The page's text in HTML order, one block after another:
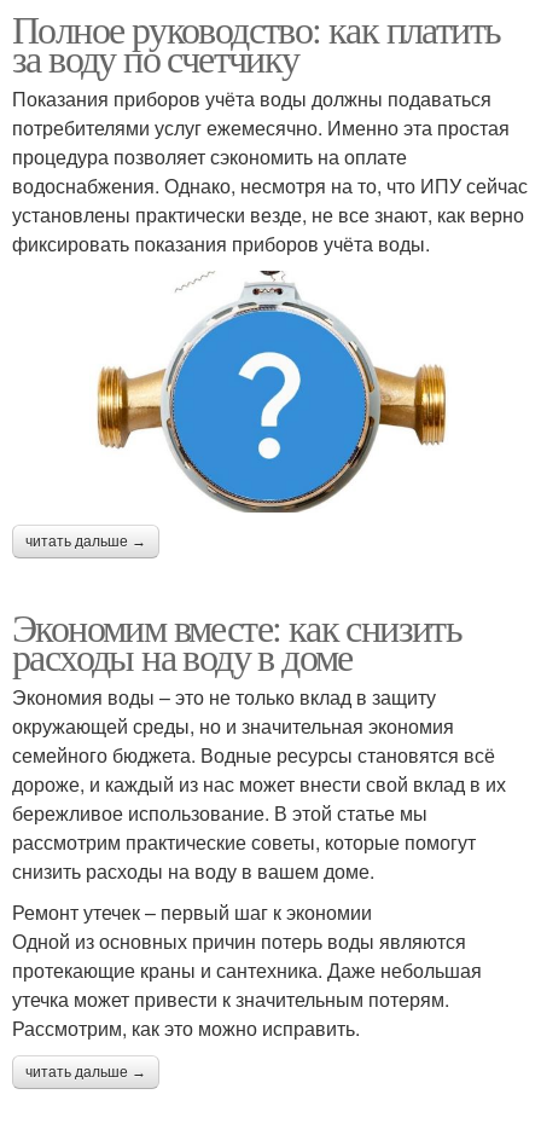
Полное руководство: как платить
за воду по счетчику
Показания приборов учёта воды должны подаваться
потребителями услуг ежемесячно. Именно эта простая
процедура позволяет сэкономить на оплате
водоснабжения. Однако, несмотря на то, что ИПУ сейчас
установлены практически везде, не все знают, как верно
фиксировать показания приборов учёта воды.
читать дальше →
Экономим вместе: как снизить
расходы на воду в доме
Экономия воды – это не только вклад в защиту
окружающей среды, но и значительная экономия
семейного бюджета. Водные ресурсы становятся всё
дороже, и каждый из нас может внести свой вклад в их
бережливое использование. В этой статье мы
рассмотрим практические советы, которые помогут
снизить расходы на воду в вашем доме.
Ремонт утечек – первый шаг к экономии
Одной из основных причин потерь воды являются
протекающие краны и сантехника. Даже небольшая
утечка может привести к значительным потерям.
Рассмотрим, как это можно исправить.
читать дальше →